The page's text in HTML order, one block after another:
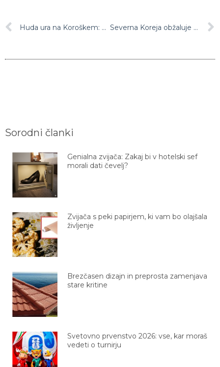
Huda ura na Koroškem: Nevihte sprožale plazove in zalivale kleti Severna Koreja obžaluje Trumpovo odpoved in je še pripravljena na pogovore z ZDA
Sorodni članki
Genialna zvijača: Zakaj bi v hotelski sef
morali dati čevelj?
Zvijača s peki papirjem, ki vam bo olajšala
življenje
Brezčasen dizajn in preprosta zamenjava
stare kritine
Svetovno prvenstvo 2026: vse, kar moraš
vedeti o turnirju